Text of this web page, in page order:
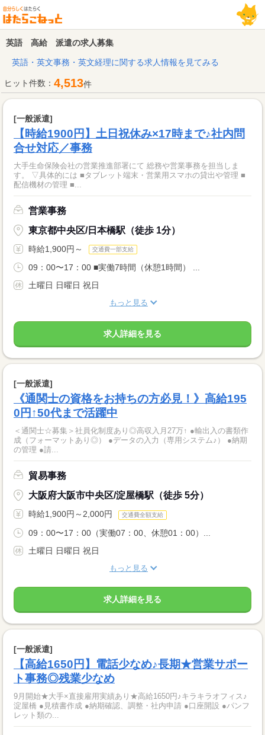
英語 高給 派遣の求人募集
英語・英文事務・英文経理に関する求人情報を見てみる
ヒット件数： 4,513件
[一般派遣]
【時給1900円】土日祝休み×17時まで♪社内問
合せ対応／事務
大手生命保険会社の営業推進部署にて 総務や営業事務を担当しま
す。 ▽具体的には ■タブレット端末・営業用スマホの貸出や管理 ■
配信機材の管理 ■...
営業事務
東京都中央区/日本橋駅（徒歩 1分）
時給1,900円～ 交通費一部支給
09：00〜17：00 ■実働7時間（休憩1時間） ...
土曜日 日曜日 祝日
もっと見る
求人詳細を見る
[一般派遣]
《通関士の資格をお持ちの方必見！》高給195
0円↑50代まで活躍中
＜通関士☆募集＞社員化制度あり◎高収入月27万↑ ●輸出入の書類作
成（フォーマットあり◎） ●データの入力（専用システム♪） ●納期
の管理 ●請...
貿易事務
大阪府大阪市中央区/淀屋橋駅（徒歩 5分）
時給1,900円～2,000円 交通費全額支給
09：00〜17：00（実働07：00、休憩01：00）...
土曜日 日曜日 祝日
もっと見る
求人詳細を見る
[一般派遣]
【高給1650円】電話少なめ♪長期★営業サポー
ト事務◎残業少なめ
9月開始★大手×直接雇用実績あり★高給1650円♪キラキラオフィス♪
淀屋橋 ●見積書作成 ●納期確認、調整・社内申請 ●口座開設 ●パンフ
レット類の...